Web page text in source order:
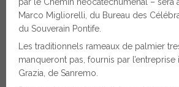
Marco Migliorelli, du Bureau des
du Souverain Pontife.
Les traditionnels rameaux de palmier
manqueront pas, fournis par
Grazia, de Sanremo.